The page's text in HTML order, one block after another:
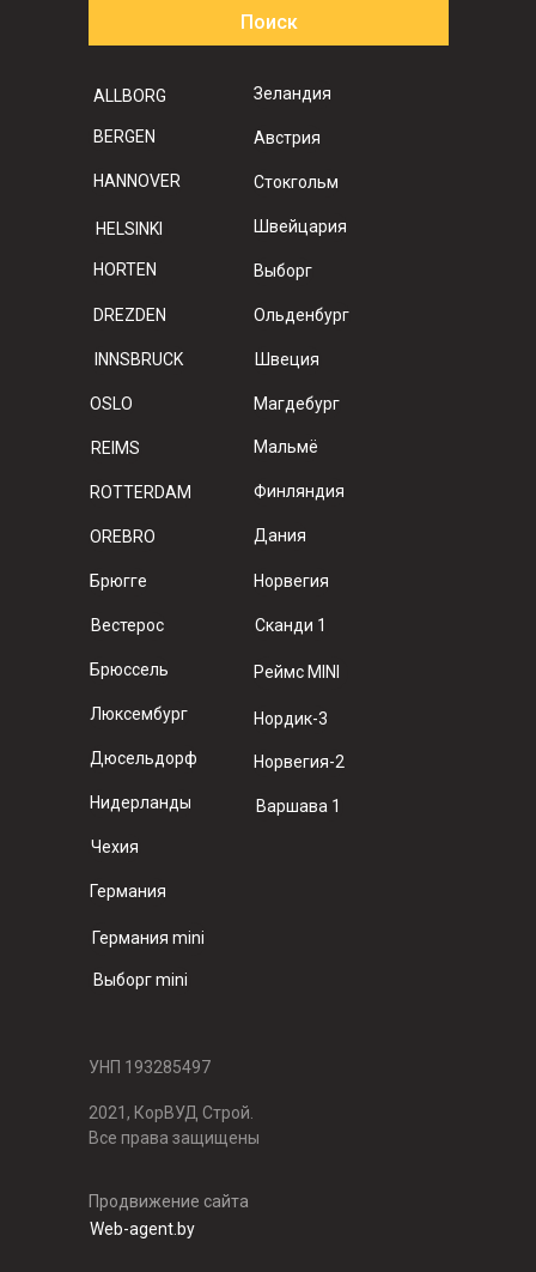
2021, КорВУД Строй.
Все права защищены
УНП 193285497
OSLO
REIMS
ROTTERDAM
OREBRO
Брюгге
Вестерос
Брюссель
Люксембург
Дюсельдорф
Нидерланды
Чехия
Германия
Германия mini
Выборг mini
Зеландия
Австрия
Стокгольм
Швейцария
Выборг
Ольденбург
Швеция
Магдебург
Мальмё
Финляндия
Дания
Норвегия
Сканди 1
Реймс MINI
Поиск
Продвижение сайта
Web-agent.by
ALLBORG
BERGEN
HANNOVER
HELSINKI
HORTEN
DREZDEN
INNSBRUCK
Нордик-3
Норвегия-2
Варшава 1